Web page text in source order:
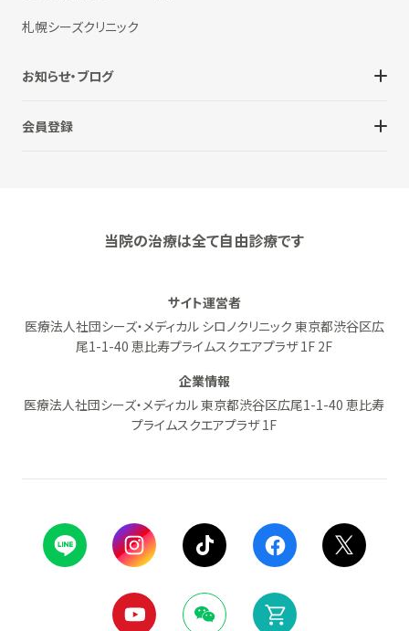
札幌シーズクリニック
お知らせ・ブログ
会員登録
当院の治療は全て自由診療です
サイト運営者
医療法人社団シーズ・メディカル シロノクリニック 東京都渋谷区広
尾1-1-40 恵比寿プライムスクエアプラザ 1F 2F
企業情報
医療法人社団シーズ・メディカル 東京都渋谷区広尾1-1-40 恵比寿
プライムスクエアプラザ 1F